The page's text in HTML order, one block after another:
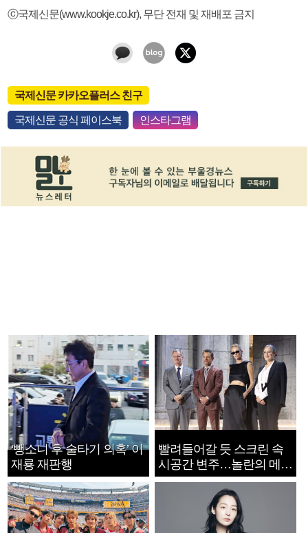
ⓒ국제신문(www.kookje.co.kr), 무단 전재 및 재배포 금지
국제신문 카카오플러스 친구
국제신문 공식 페이스북 인스타그램
‘뺑소니 후 술타기 의혹’ 이
재룡 재판행
빨려들어갈 듯 스크린 속
시공간 변주…놀란의 메시
지는 ‘전쟁 속죄’